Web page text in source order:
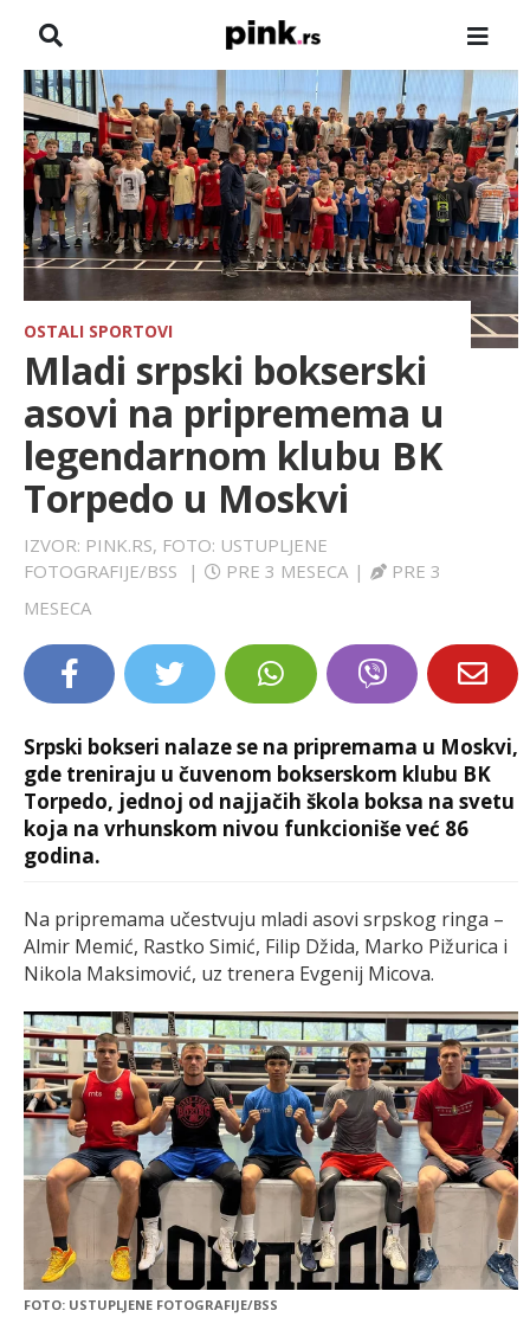
NASLOVNA
VESTI
ZADRUGA
SHOWBIZ
HRONIKA
PINKOVE ZVEZDE
SPORT
EXTRA
OSTALI SPORTOVI
Mladi srpski bokserski
asovi na pripremema u
legendarnom klubu BK
Torpedo u Moskvi
IZVOR: PINK.RS, FOTO: USTUPLJENE
FOTOGRAFIJE/BSS
| PRE 3 MESECA |
PRE 3
MESECA
Srpski bokseri nalaze se na pripremama u Moskvi,
gde treniraju u čuvenom bokserskom klubu BK
Torpedo, jednoj od najjačih škola boksa na svetu
koja na vrhunskom nivou funkcioniše već 86
godina.
Na pripremama učestvuju mladi asovi srpskog ringa –
Almir Memić, Rastko Simić, Filip Džida, Marko Pižurica i
Nikola Maksimović, uz trenera Evgenij Micova.
FOTO: USTUPLJENE FOTOGRAFIJE/BSS